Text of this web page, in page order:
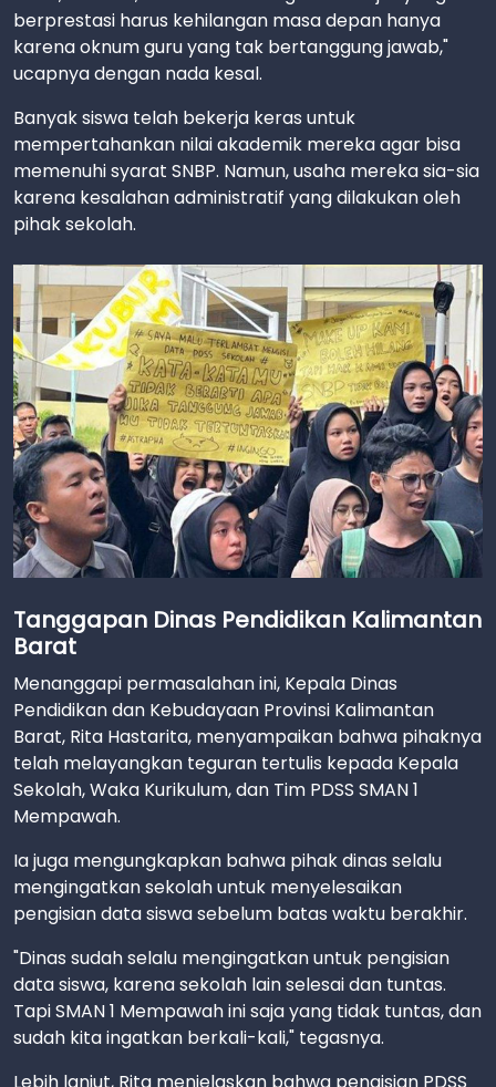
berprestasi harus kehilangan masa depan hanya
karena oknum guru yang tak bertanggung jawab,"
ucapnya dengan nada kesal.
Banyak siswa telah bekerja keras untuk
mempertahankan nilai akademik mereka agar bisa
memenuhi syarat SNBP. Namun, usaha mereka sia-sia
karena kesalahan administratif yang dilakukan oleh
pihak sekolah.
Tanggapan Dinas Pendidikan Kalimantan
Barat
Menanggapi permasalahan ini, Kepala Dinas
Pendidikan dan Kebudayaan Provinsi Kalimantan
Barat, Rita Hastarita, menyampaikan bahwa pihaknya
telah melayangkan teguran tertulis kepada Kepala
Sekolah, Waka Kurikulum, dan Tim PDSS SMAN 1
Mempawah.
Ia juga mengungkapkan bahwa pihak dinas selalu
mengingatkan sekolah untuk menyelesaikan
pengisian data siswa sebelum batas waktu berakhir.
"Dinas sudah selalu mengingatkan untuk pengisian
data siswa, karena sekolah lain selesai dan tuntas.
Tapi SMAN 1 Mempawah ini saja yang tidak tuntas, dan
sudah kita ingatkan berkali-kali," tegasnya.
Lebih lanjut, Rita menjelaskan bahwa pengisian PDSS